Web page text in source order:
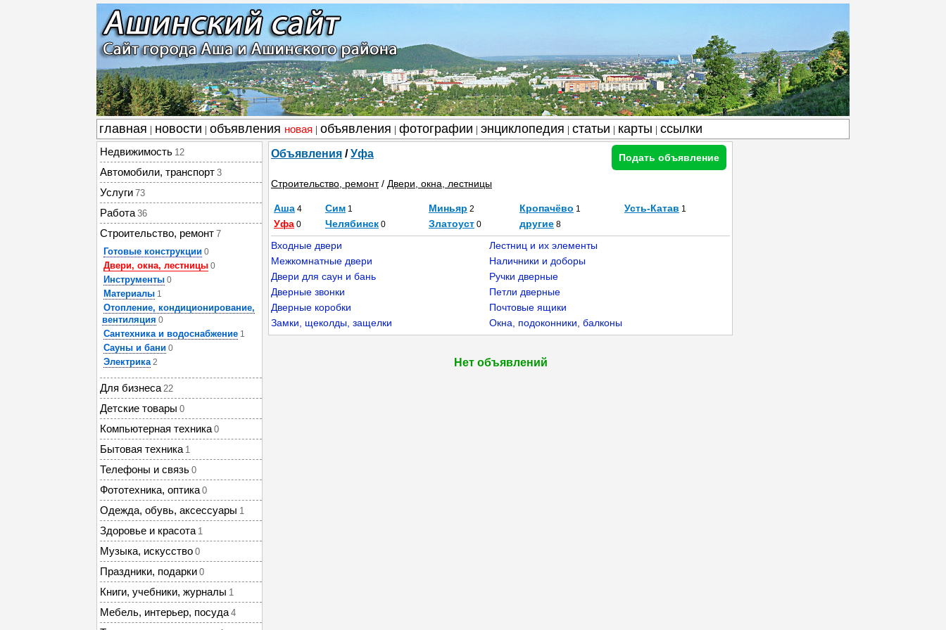
главная новости объявления новая объявления фотографии энциклопедия статьи карты ссылки
Недвижимость 12
Автомобили, транспорт 3
Услуги 73
Работа 36
Строительство, ремонт 7
Готовые конструкции 0
Двери, окна, лестницы 0
Инструменты 0
Материалы 1
Отопление, кондиционирование,
вентиляция 0
Сантехника и водоснабжение 1
Сауны и бани 0
Электрика 2
Для бизнеса 22
Детские товары 0
Компьютерная техника 0
Бытовая техника 1
Телефоны и связь 0
Фототехника, оптика 0
Одежда, обувь, аксессуары 1
Здоровье и красота 1
Музыка, искусство 0
Праздники, подарки 0
Книги, учебники, журналы 1
Мебель, интерьер, посуда 4
Объявления /Уфа Подать объявление
Строительство, ремонт/ Двери, окна, лестницы
Аша 4 Сим 1 Миньяр 2 Кропачёво 1 Усть-Катав 1
Уфа 0 Челябинск 0 Златоуст 0 другие 8
Входные двери
Лестниц и их элементы
Межкомнатные двери
Наличники и доборы
Двери для саун и бань
Ручки дверные
Дверные звонки
Петли дверные
Дверные коробки
Почтовые ящики
Замки, щеколды, защелки
Окна, подоконники, балконы
Нет объявлений